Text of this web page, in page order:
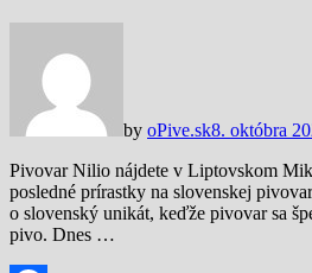
by oPive.sk8. októbra
Pivovar Nilio nájdete v Liptovskom
posledné prírastky na slovenskej
o slovenský unikát, keďže pivovar sa
pivo. Dnes …